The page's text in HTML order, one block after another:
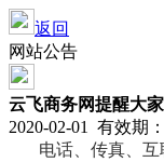
返回
网站公告
云飞商务网提醒大
2020-02-01 有效期
电话、传真、互